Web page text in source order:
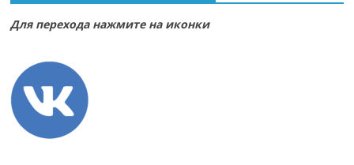
Для перехода нажмите на иконки